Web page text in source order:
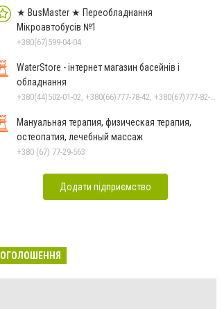
★ BusMaster ★ Переобладнання
Мікроавтобусів №1
+380(67)599-04-04
WaterStore - інтернет магазин басейнів і
обладнання
Мануальная терапия, физическая терапия,
остеопатия, лечебный массаж
+380 (67) 77-29-563
Додати підприємство
ОГОЛОШЕННЯ